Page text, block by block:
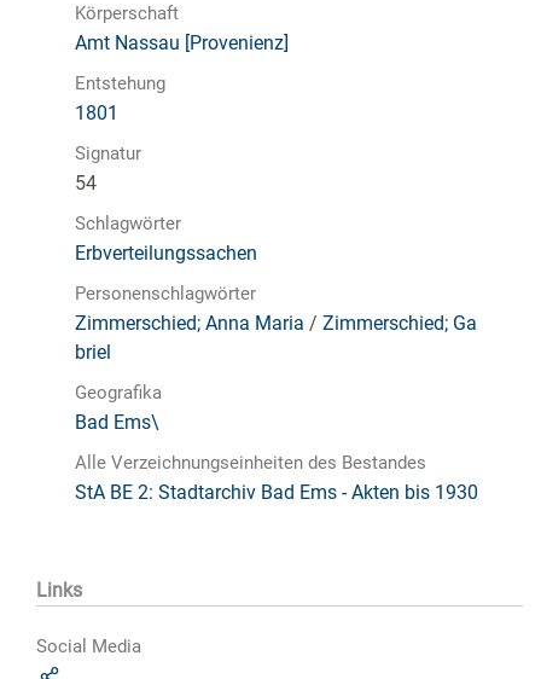
Körperschaft
Amt Nassau [Provenienz]
Entstehung
1801
Signatur
54
Schlagwörter
Erbverteilungssachen
Personenschlagwörter
Zimmerschied; Anna Maria / Zimmerschied; Ga
briel
Geografika
Bad Ems\
Alle Verzeichnungseinheiten des Bestandes
StA BE 2: Stadtarchiv Bad Ems - Akten bis 1930
Links
Social Media